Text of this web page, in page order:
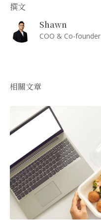
撰文
Shawn
COO & Co-founder
相關文章